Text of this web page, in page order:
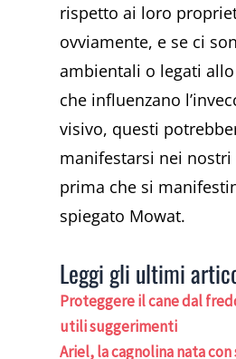
rispetto ai loro
ovviamente, e se ci
ambientali o legati
che influenzano
visivo, questi
manifestarsi nei nostri
prima che si
spiegato Mowat.
Leggi gli ultimi
Proteggere il cane dal
utili suggerimenti
Ariel, la cagnolina nata con